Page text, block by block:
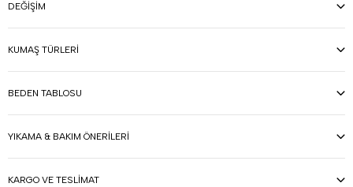
DEĞIŞIM
KUMAŞ TÜRLERI
BEDEN TABLOSU
YIKAMA & BAKIM ÖNERILERI
KARGO VE TESLIMAT